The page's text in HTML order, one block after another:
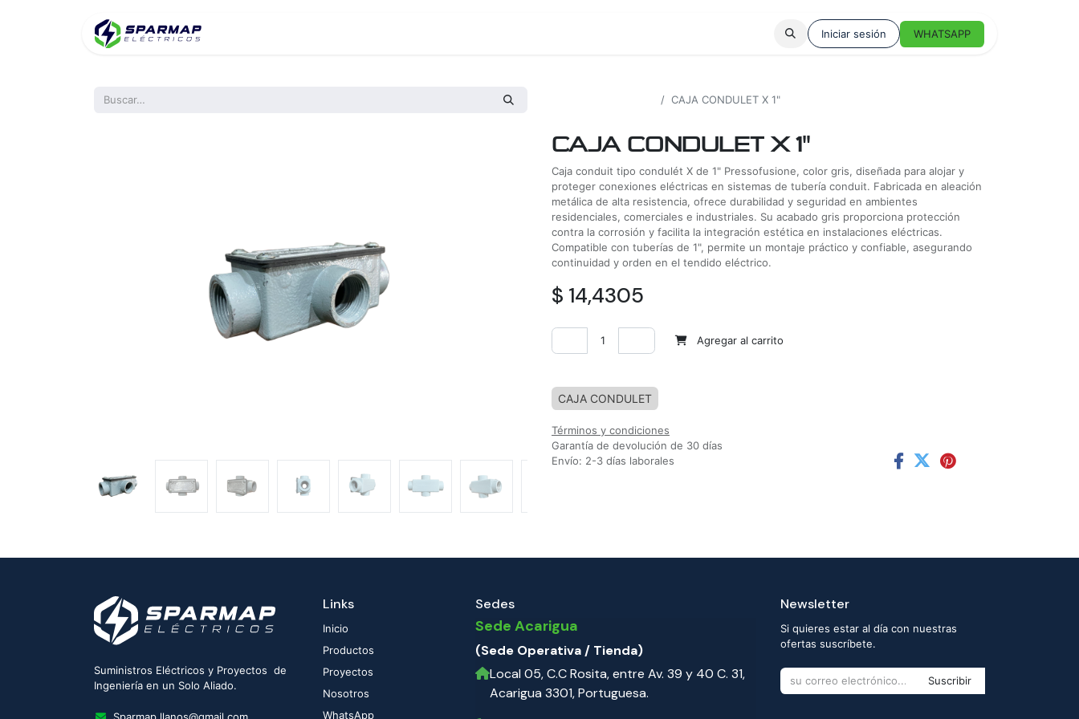
Iniciar sesión WHATSAPP
CAJA CONDULET X 1"
CAJA CONDULET X 1"
Caja conduit tipo condulét X de 1" Pressofusione, color gris, diseñada para alojar y
proteger conexiones eléctricas en sistemas de tubería conduit. Fabricada en aleación
metálica de alta resistencia, ofrece durabilidad y seguridad en ambientes
residenciales, comerciales e industriales. Su acabado gris proporciona protección
contra la corrosión y facilita la integración estética en instalaciones eléctricas.
Compatible con tuberías de 1", permite un montaje práctico y confiable, asegurando
continuidad y orden en el tendido eléctrico.
$ 14,4305
Agregar al carrito
CAJA CONDULET
Términos y condiciones
Garantía de devolución de 30 días
Envío: 2-3 días laborales
Suministros Eléctricos y Proyectos de
Ingeniería en un Solo Aliado.
Sparmap.llanos@gmail.com
Links
Inicio
Productos
Proyectos
Nosotros
WhatsApp
Sedes
Sede Acarigua
(Sede Operativa / Tienda)
Local 05, C.C Rosita, entre Av. 39 y 40 C. 31,
Acarigua 3301, Portuguesa.
Newsletter
Si quieres estar al día con nuestras
ofertas suscríbete.
Suscribir